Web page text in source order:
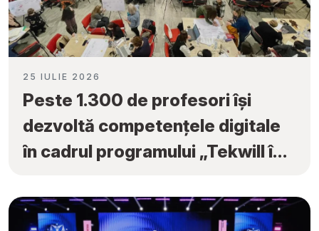
25 IULIE 2026
Peste 1.300 de profesori își
dezvoltă competențele digitale
în cadrul programului „Tekwill în